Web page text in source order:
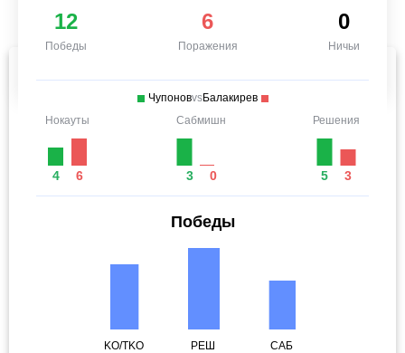
12
Победы
6
Поражения
0
Ничьи
ЧупоновvsБалакирев
Нокауты
4 6
Сабмишн
3 0
Решения
5 3
Победы
KO/TKO
РЕШ
САБ